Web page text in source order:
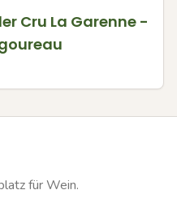
Cru La Garenne -
für Wein.